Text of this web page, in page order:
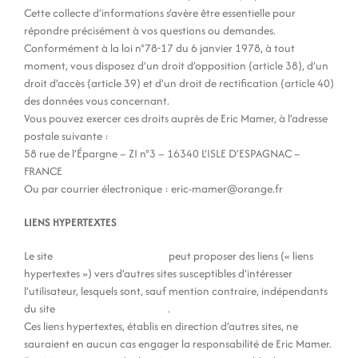
Cette collecte d’informations s’avère être essentielle pour
répondre précisément à vos questions ou demandes.
Conformément à la loi n°78-17 du 6 janvier 1978, à tout
moment, vous disposez d’un droit d’opposition (article 38), d’un
droit d’accès (article 39) et d’un droit de rectification (article 40)
des données vous concernant.
Vous pouvez exercer ces droits auprès de Eric Mamer, à l’adresse
postale suivante :
58 rue de l’Épargne – ZI n°3 – 16340 L’ISLE D’ESPAGNAC –
FRANCE
Ou par courrier électronique : eric-mamer@orange.fr
LIENS HYPERTEXTES
Le site
peut proposer des liens (« liens
hypertextes ») vers d’autres sites susceptibles d’intéresser
l’utilisateur, lesquels sont, sauf mention contraire, indépendants
du site
.
Ces liens hypertextes, établis en direction d’autres sites, ne
sauraient en aucun cas engager la responsabilité de Eric Mamer.